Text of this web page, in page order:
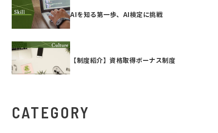
AIを知る第一歩、AI検定に挑戦
【制度紹介】資格取得ボーナス制度
CATEGORY